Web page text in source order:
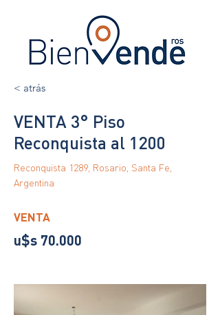
< atrás
VENTA 3° Piso
Reconquista al 1200
Reconquista 1289, Rosario, Santa Fe,
Argentina
VENTA
u$s 70.000